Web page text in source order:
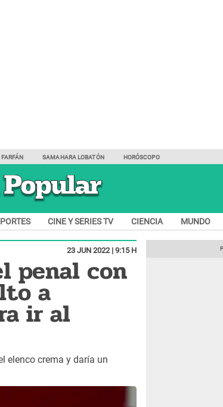
SAMAHARA LOBATÓN HORÓSCOPO
CINE Y SERIES TV CIENCIA MUNDO
23 JUN 2022 | 9:15 H
penal con
a
ir al
elenco crema y daría un